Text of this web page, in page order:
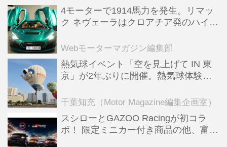
4モーターで1914馬力を発生。リマッ
ク ネヴェーラはクロアチア発のハイパ
全版／115】
Webモーターマガジン編集部
熱気球イベント「空を見上げて IN 東
京」が2年ぶりに開催。熱気球体験搭
ンテンツも
千葉知充（Motor Magazine編集企画室）
スシローとGAZOO Racingが初コラ
ボ！ 限定ミニカー付き商品の他、富士